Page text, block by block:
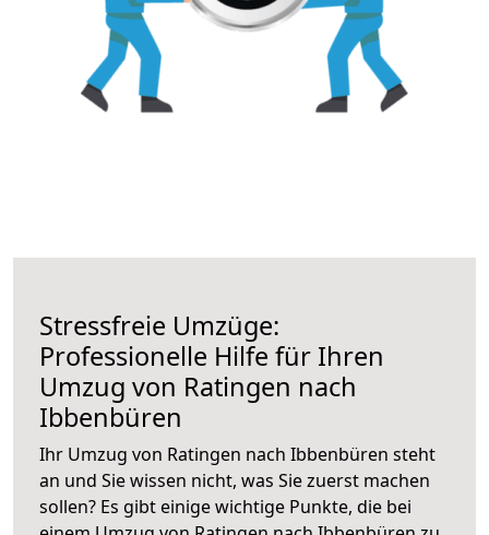
Stressfreie Umzüge:
Professionelle Hilfe für Ihren
Umzug von Ratingen nach
Ibbenbüren
Ihr Umzug von Ratingen nach Ibbenbüren steht
an und Sie wissen nicht, was Sie zuerst machen
sollen? Es gibt einige wichtige Punkte, die bei